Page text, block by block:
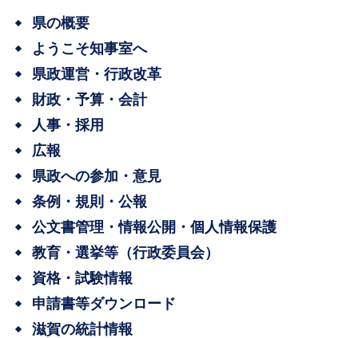
県の概要
ようこそ知事室へ
県政運営・行政改革
財政・予算・会計
人事・採用
広報
県政への参加・意見
条例・規則・公報
公文書管理・情報公開・個人情報保護
教育・選挙等（行政委員会）
資格・試験情報
申請書等ダウンロード
滋賀の統計情報